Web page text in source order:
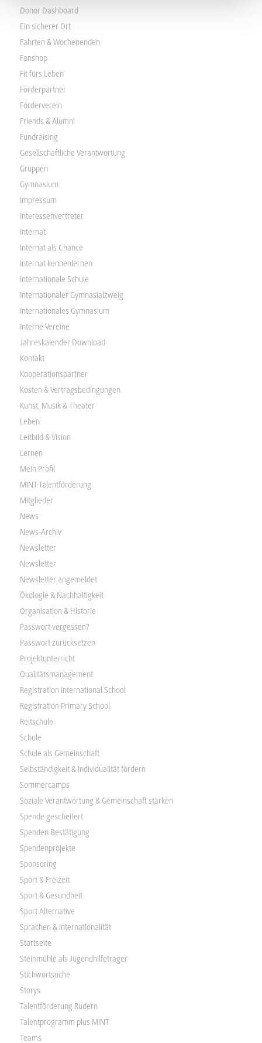
Donor Dashboard
Ein sicherer Ort
Fahrten & Wochenenden
Fanshop
Fit fürs Leben
Förderpartner
Förderverein
Friends & Alumni
Fundraising
Gesellschaftliche Verantwortung
Gruppen
Gymnasium
Impressum
Interessenvertreter
Internat
Internat als Chance
Internat kennenlernen
Internationale Schule
Internationaler Gymnasialzweig
Internationales Gymnasium
Interne Vereine
Jahreskalender Download
Kontakt
Kooperationspartner
Kosten & Vertragsbedingungen
Kunst, Musik & Theater
Leben
Leitbild & Vision
Lernen
Mein Profil
MINT-Talentförderung
Mitglieder
News
News-Archiv
Newsletter
Newsletter
Newsletter angemeldet
Ökologie & Nachhaltigkeit
Organisation & Historie
Passwort vergessen?
Passwort zurücksetzen
Projektunterricht
Qualitätsmanagement
Registration International School
Registration Primary School
Reitschule
Schule
Schule als Gemeinschaft
Selbständigkeit & Individualität fördern
Sommercamps
Soziale Verantwortung & Gemeinschaft stärken
Spende gescheitert
Spenden Bestätigung
Spendenprojekte
Sponsoring
Sport & Freizeit
Sport & Gesundheit
Sport Alternative
Sprachen & Internationalität
Startseite
Steinmühle als Jugendhilfeträger
Stichwortsuche
Storys
Talentförderung Rudern
Talentprogramm plus MINT
Teams